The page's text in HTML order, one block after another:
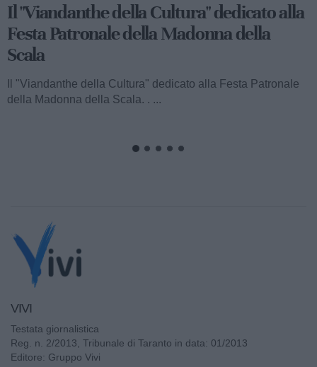
Il "Viandanthe della Cultura" dedicato alla
Festa Patronale della Madonna della
Scala
Il "Viandanthe della Cultura" dedicato alla Festa Patronale
della Madonna della Scala. . ...
VIVI
Testata giornalistica
Reg. n. 2/2013, Tribunale di Taranto in data: 01/2013
Editore: Gruppo Vivi